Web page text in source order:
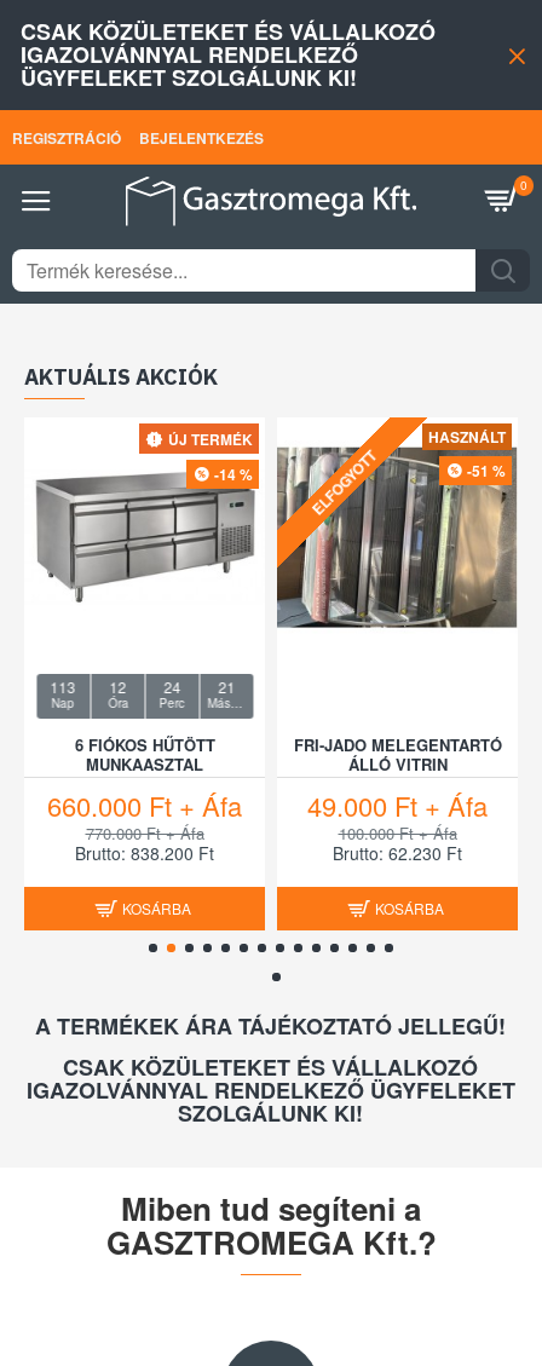
GASZTROMEGA
Kft.
|
Nagykonyhai
berendezések
CSAK KÖZÜLETEKET ÉS VÁLLALKOZÓ
IGAZOLVÁNNYAL RENDELKEZŐ
ÜGYFELEKET SZOLGÁLUNK KI!
REGISZTRÁCIÓ BEJELENTKEZÉS
0
AKTUÁLIS AKCIÓK
HASZNÁLT
-50 %
19
Nap
12
Óra
24
Perc
20
Másodperc
IRODAI FORGÓSZÉK
15.000 Ft + Áfa
30.000 Ft + Áfa
Brutto: 19.050 Ft
KOSÁRBA
HASZNÁLT
-88 %
MORETTI FORNI 2 AKNÁS
GÁZÜZEMŰ PIZZAKEMENCE
/80,5×147/
190.000 Ft + Áfa
1.590.000 Ft + Áfa
Brutto: 241.300 Ft
KOSÁRBA
A TERMÉKEK ÁRA TÁJÉKOZTATÓ JELLEGŰ!
CSAK KÖZÜLETEKET ÉS VÁLLALKOZÓ
IGAZOLVÁNNYAL RENDELKEZŐ ÜGYFELEKET
SZOLGÁLUNK KI!
Miben tud segíteni a
GASZTROMEGA Kft.?